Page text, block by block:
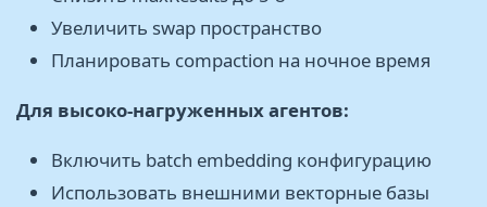
Увеличить swap пространство
Планировать compaction на ночное время
Для высоко-нагруженных агентов:
Включить batch embedding конфигурацию
Использовать внешними векторные базы